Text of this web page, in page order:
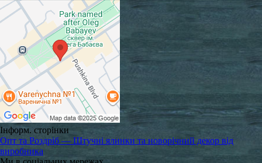
Інформ. сторінки
Опт та Роздріб — Штучні ялинки та новорічний декор від
виробника